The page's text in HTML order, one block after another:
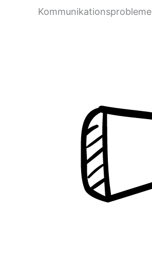
Kommunikationsprobleme